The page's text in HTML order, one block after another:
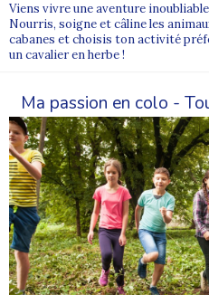
Viens vivre une aventure
Nourris, soigne et câline les
cabanes et choisis ton activité
un cavalier en herbe !
Ma passion en colo -